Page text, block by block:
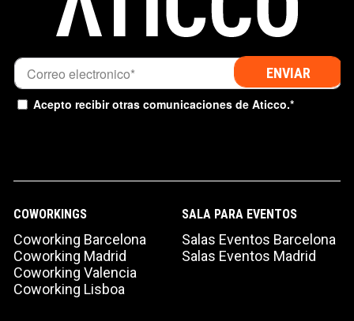
Acepto recibir otras comunicaciones de Aticco.*
COWORKINGS
Coworking Barcelona
Coworking Madrid
Coworking Valencia
Coworking Lisboa
SALA PARA EVENTOS
Salas Eventos Barcelona
Salas Eventos Madrid